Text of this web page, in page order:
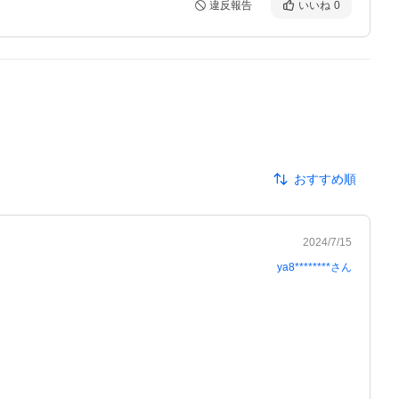
違反報告 いいね 0
おすすめ順
2024/7/15
ya8********さん